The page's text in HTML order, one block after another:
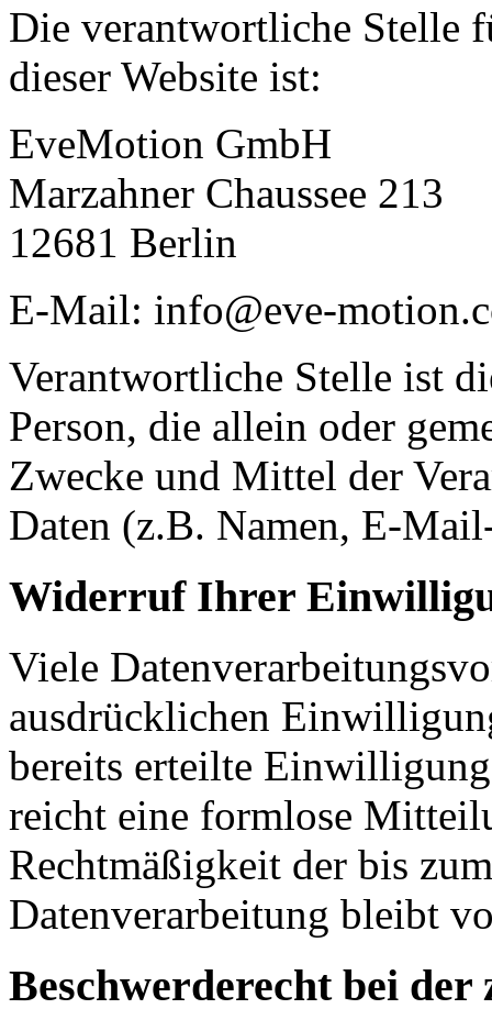
Die verantwortliche Stelle
dieser Website ist:
EveMotion GmbH
Marzahner Chaussee 213
12681 Berlin
E-Mail: info@eve-
Verantwortliche Stelle ist
Person, die allein oder
Zwecke und Mittel der
Daten (z.B. Namen, E-
Widerruf Ihrer
Viele
ausdrücklichen
bereits erteilte
reicht eine formlose
Rechtmäßigkeit der bis
Datenverarbeitung bleibt
Beschwerderecht bei